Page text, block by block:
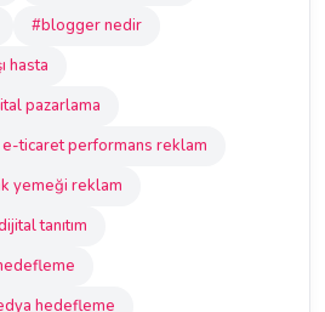
#blogger nedir
hasta
pazarlama
ticaret performans reklam
yemeği reklam
tanıtım
hedefleme